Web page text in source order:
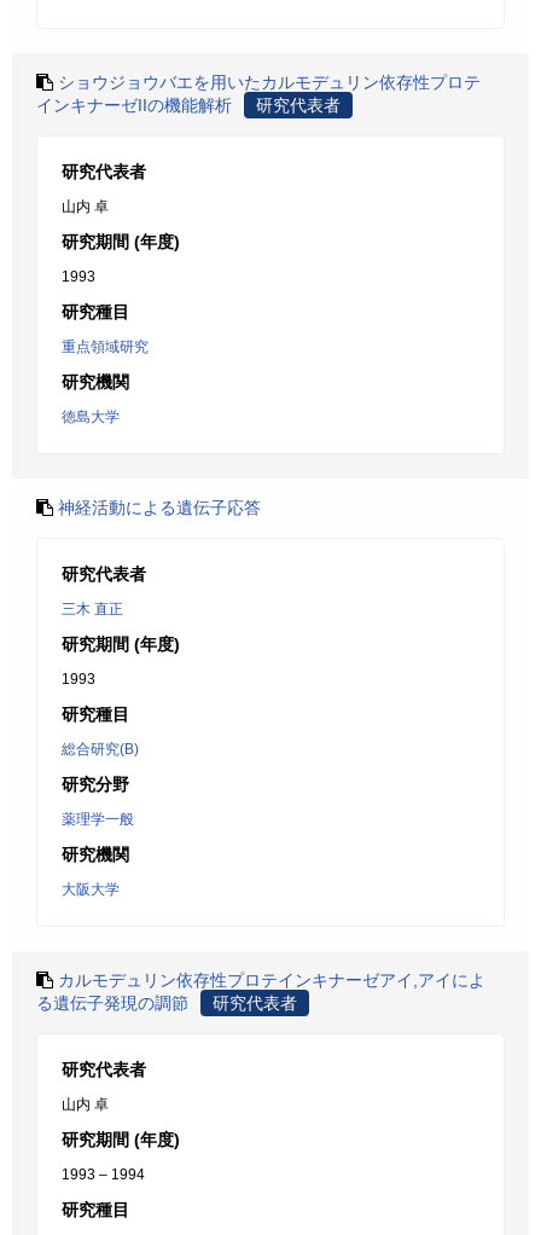
ショウジョウバエを用いたカルモデュリン依存性プロテ
インキナーゼIIの機能解析
研究代表者
研究代表者
山内 卓
研究期間 (年度)
1993
研究種目
重点領域研究
研究機関
徳島大学
神経活動による遺伝子応答
研究代表者
三木 直正
研究期間 (年度)
1993
研究種目
総合研究(B)
研究分野
薬理学一般
研究機関
大阪大学
カルモデュリン依存性プロテインキナーゼアイ,アイによ
る遺伝子発現の調節
研究代表者
研究代表者
山内 卓
研究期間 (年度)
1993 – 1994
研究種目